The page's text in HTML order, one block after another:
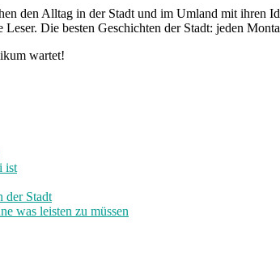
den Alltag in der Stadt und im Umland mit ihren
Die besten Geschichten der Stadt: jeden
wartet!
ist
der Stadt
was leisten zu müssen